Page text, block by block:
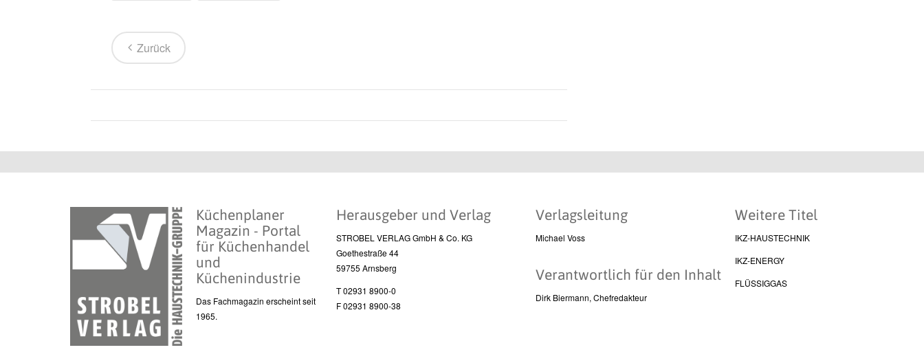
Zurück
Küchenplaner
Magazin - Portal
für Küchenhandel
und
Küchenindustrie
Das Fachmagazin erscheint seit
1965.
Herausgeber und Verlag
STROBEL VERLAG GmbH & Co. KG
Goethestraße 44
59755 Arnsberg
T 02931 8900-0
F 02931 8900-38
Verlagsleitung
Michael Voss
Verantwortlich für den Inhalt
Dirk Biermann, Chefredakteur
Weitere Titel
IKZ-HAUSTECHNIK
IKZ-ENERGY
FLÜSSIGGAS